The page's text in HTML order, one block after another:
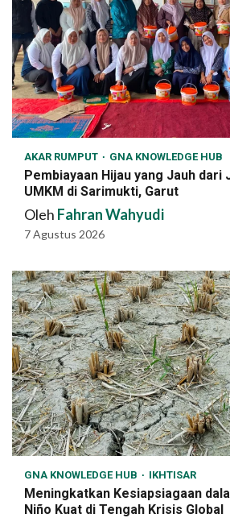
AKAR RUMPUT GNA KNOWLEDGE HUB
Pembiayaan Hijau yang Jauh dari
UMKM di Sarimukti, Garut
Oleh Fahran Wahyudi
7 Agustus 2026
GNA KNOWLEDGE HUB IKHTISAR
Meningkatkan Kesiapsiagaan
Niño Kuat di Tengah Krisis Global